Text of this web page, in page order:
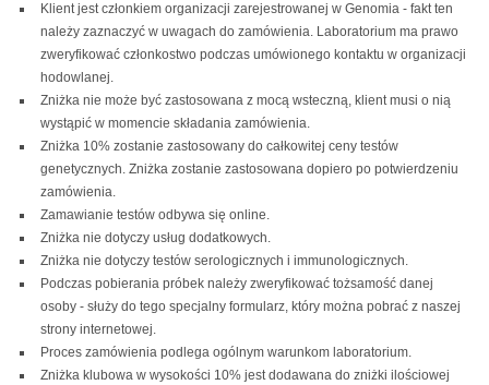
Klient jest członkiem organizacji zarejestrowanej w Genomia - fakt ten
należy zaznaczyć w uwagach do zamówienia. Laboratorium ma prawo
zweryfikować członkostwo podczas umówionego kontaktu w organizacji
hodowlanej.
Zniżka nie może być zastosowana z mocą wsteczną, klient musi o nią
wystąpić w momencie składania zamówienia.
Zniżka 10% zostanie zastosowany do całkowitej ceny testów
genetycznych. Zniżka zostanie zastosowana dopiero po potwierdzeniu
zamówienia.
Zamawianie testów odbywa się online.
Zniżka nie dotyczy usług dodatkowych.
Zniżka nie dotyczy testów serologicznych i immunologicznych.
Podczas pobierania próbek należy zweryfikować tożsamość danej
osoby - służy do tego specjalny formularz, który można pobrać z naszej
strony internetowej.
Proces zamówienia podlega ogólnym warunkom laboratorium.
Zniżka klubowa w wysokości 10% jest dodawana do zniżki ilościowej